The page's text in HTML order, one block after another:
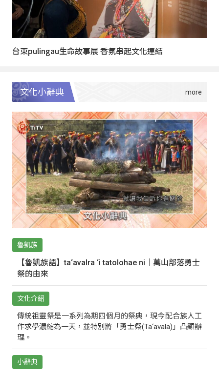
台東pulingau生命故事展 香氛串起文化連結
文化小辭典
魯凱族
【魯凱族語】ta‘avalra ‘i tatolohae ni｜萬山部落勇士
祭的由來
文化介紹
傳統祖靈祭是一系列為期四個月的祭典，現今配合族人工
作求學濃縮為一天，並特別將「勇士祭(Ta‘avala)」凸顯辦
理。
小辭典